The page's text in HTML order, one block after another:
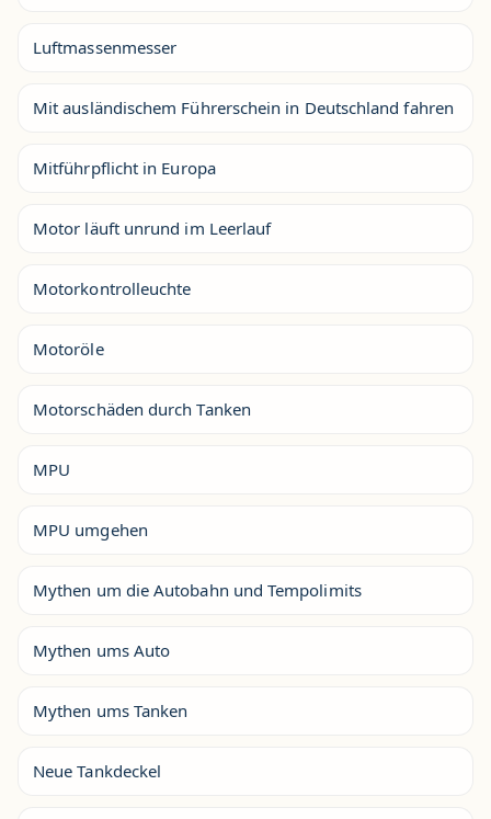
Luftmassenmesser
Mit ausländischem Führerschein in Deutschland fahren
Mitführpflicht in Europa
Motor läuft unrund im Leerlauf
Motorkontrolleuchte
Motoröle
Motorschäden durch Tanken
MPU
MPU umgehen
Mythen um die Autobahn und Tempolimits
Mythen ums Auto
Mythen ums Tanken
Neue Tankdeckel